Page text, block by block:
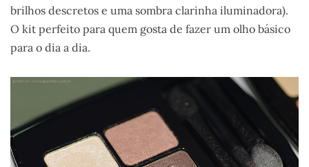
brilhos descretos e uma sombra clarinha iluminadora).
O kit perfeito para quem gosta de fazer um olho básico
para o dia a dia.